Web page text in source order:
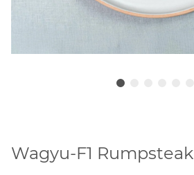
Wagyu-F1 Rumpsteak